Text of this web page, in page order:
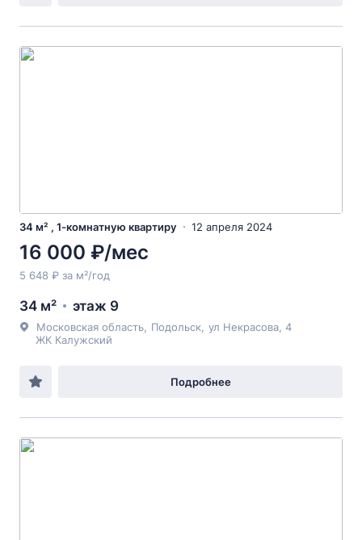
34 м² , 1-комнатную квартиру 12 апреля 2024
16 000 ₽/мес
5 648 ₽ за м²/год
34 м² этаж 9
Московская область Подольск ул Некрасова , 4
ЖК Калужский
Подробнее